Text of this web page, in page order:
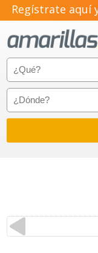
Regístrate aquí